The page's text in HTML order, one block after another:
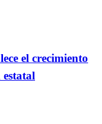
el crecimiento